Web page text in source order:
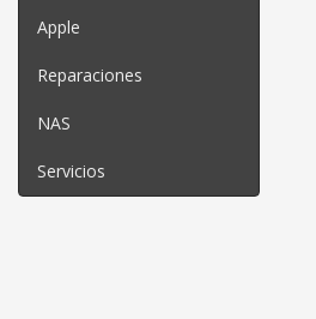
Apple
Reparaciones
NAS
Servicios